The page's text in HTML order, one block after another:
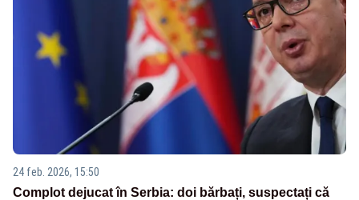
24 feb. 2026, 15:50
Complot dejucat în Serbia: doi bărbați, suspectați că